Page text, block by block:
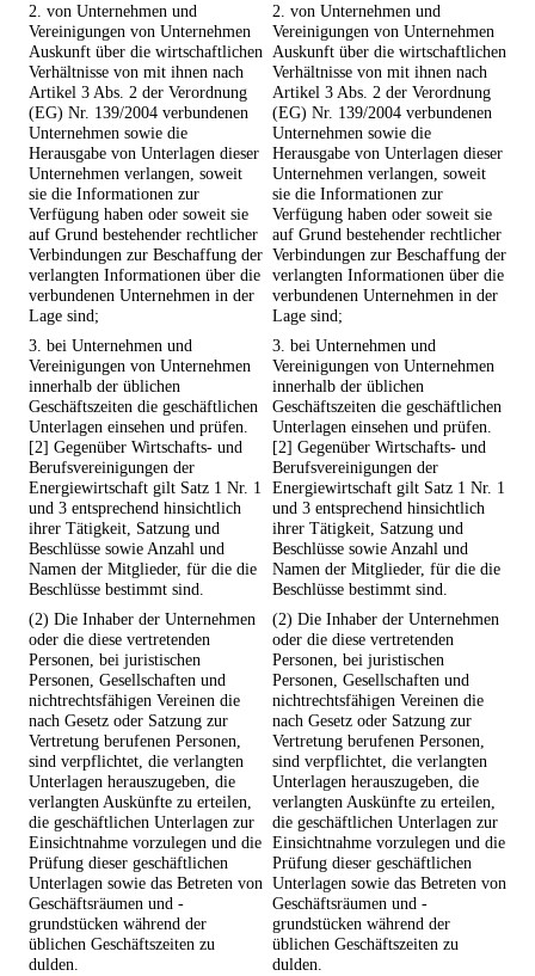
2. von Unternehmen und
Vereinigungen von Unternehmen
Auskunft über die wirtschaftlichen
Verhältnisse von mit ihnen nach
Artikel 3 Abs. 2 der Verordnung
(EG) Nr. 139/2004 verbundenen
Unternehmen sowie die
Herausgabe von Unterlagen dieser
Unternehmen verlangen, soweit
sie die Informationen zur
Verfügung haben oder soweit sie
auf Grund bestehender rechtlicher
Verbindungen zur Beschaffung der
verlangten Informationen über die
verbundenen Unternehmen in der
Lage sind;
2. von Unternehmen und
Vereinigungen von Unternehmen
Auskunft über die wirtschaftlichen
Verhältnisse von mit ihnen nach
Artikel 3 Abs. 2 der Verordnung
(EG) Nr. 139/2004 verbundenen
Unternehmen sowie die
Herausgabe von Unterlagen dieser
Unternehmen verlangen, soweit
sie die Informationen zur
Verfügung haben oder soweit sie
auf Grund bestehender rechtlicher
Verbindungen zur Beschaffung der
verlangten Informationen über die
verbundenen Unternehmen in der
Lage sind;
3. bei Unternehmen und
Vereinigungen von Unternehmen
innerhalb der üblichen
Geschäftszeiten die geschäftlichen
Unterlagen einsehen und prüfen.
[2] Gegenüber Wirtschafts- und
Berufsvereinigungen der
Energiewirtschaft gilt Satz 1 Nr. 1
und 3 entsprechend hinsichtlich
ihrer Tätigkeit, Satzung und
Beschlüsse sowie Anzahl und
Namen der Mitglieder, für die die
Beschlüsse bestimmt sind.
3. bei Unternehmen und
Vereinigungen von Unternehmen
innerhalb der üblichen
Geschäftszeiten die geschäftlichen
Unterlagen einsehen und prüfen.
[2] Gegenüber Wirtschafts- und
Berufsvereinigungen der
Energiewirtschaft gilt Satz 1 Nr. 1
und 3 entsprechend hinsichtlich
ihrer Tätigkeit, Satzung und
Beschlüsse sowie Anzahl und
Namen der Mitglieder, für die die
Beschlüsse bestimmt sind.
(2) Die Inhaber der Unternehmen
oder die diese vertretenden
Personen, bei juristischen
Personen, Gesellschaften und
nichtrechtsfähigen Vereinen die
nach Gesetz oder Satzung zur
Vertretung berufenen Personen,
sind verpflichtet, die verlangten
Unterlagen herauszugeben, die
verlangten Auskünfte zu erteilen,
die geschäftlichen Unterlagen zur
Einsichtnahme vorzulegen und die
Prüfung dieser geschäftlichen
Unterlagen sowie das Betreten von
Geschäftsräumen und -
grundstücken während der
üblichen Geschäftszeiten zu
dulden.
(2) Die Inhaber der Unternehmen
oder die diese vertretenden
Personen, bei juristischen
Personen, Gesellschaften und
nichtrechtsfähigen Vereinen die
nach Gesetz oder Satzung zur
Vertretung berufenen Personen,
sind verpflichtet, die verlangten
Unterlagen herauszugeben, die
verlangten Auskünfte zu erteilen,
die geschäftlichen Unterlagen zur
Einsichtnahme vorzulegen und die
Prüfung dieser geschäftlichen
Unterlagen sowie das Betreten von
Geschäftsräumen und -
grundstücken während der
üblichen Geschäftszeiten zu
dulden.